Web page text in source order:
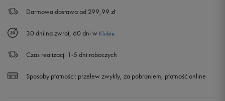
Darmowa dostawa od 299,99 zł
30 dni na zwrot, 60 dni w Klubie
Czas realizacji 1-5 dni roboczych
Sposoby płatności: przelew zwykły, za pobraniem, płatność online